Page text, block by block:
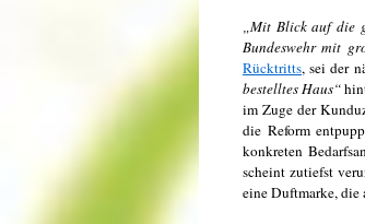
„Mit Blick auf die
Bundeswehr mit
Rücktritts, sei der
bestelltes Haus“
im Zuge der
die Reform
konkreten
scheint zutiefst
eine Duftmarke,